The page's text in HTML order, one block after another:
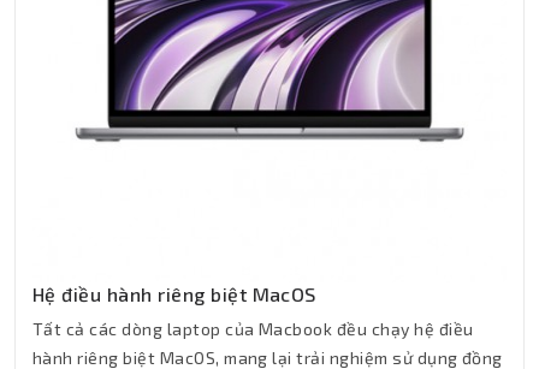
Hệ điều hành riêng biệt MacOS
Tất cả các dòng laptop của Macbook đều chạy hệ điều
hành riêng biệt MacOS, mang lại trải nghiệm sử dụng đồng